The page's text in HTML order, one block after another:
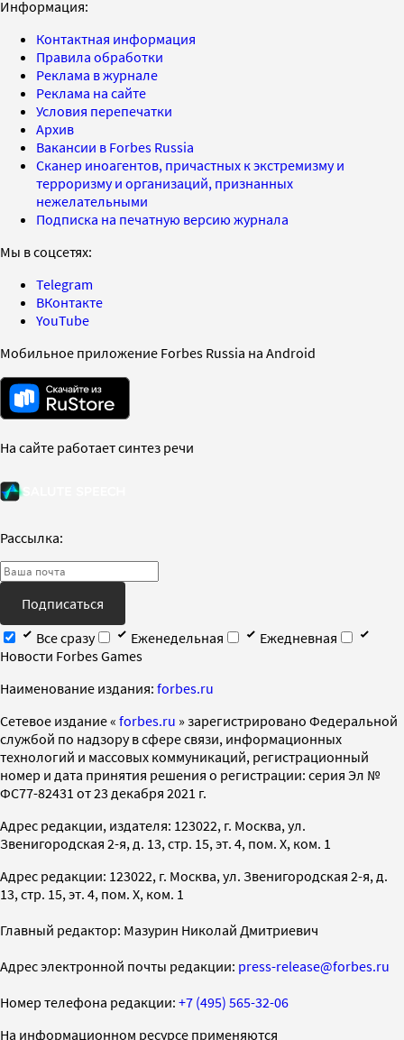
Информация:
Контактная информация
Правила обработки
Реклама в журнале
Реклама на сайте
Условия перепечатки
Архив
Вакансии в Forbes Russia
Сканер иноагентов, причастных к экстремизму и
терроризму и организаций, признанных
нежелательными
Подписка на печатную версию журнала
Мы в соцсетях:
Telegram
ВКонтакте
YouTube
Мобильное приложение Forbes Russia на Android
На сайте работает синтез речи
Рассылка:
Подписаться
Все сразу
Еженедельная
Ежедневная
Новости Forbes Games
Наименование издания: forbes.ru
Cетевое издание « forbes.ru » зарегистрировано Федеральной
службой по надзору в сфере связи, информационных
технологий и массовых коммуникаций, регистрационный
номер и дата принятия решения о регистрации: серия Эл №
ФС77-82431 от 23 декабря 2021 г.
Адрес редакции, издателя: 123022, г. Москва, ул.
Звенигородская 2-я, д. 13, стр. 15, эт. 4, пом. X, ком. 1
Адрес редакции: 123022, г. Москва, ул. Звенигородская 2-я, д.
13, стр. 15, эт. 4, пом. X, ком. 1
Главный редактор: Мазурин Николай Дмитриевич
Адрес электронной почты редакции: press-release@forbes.ru
Номер телефона редакции: +7 (495) 565-32-06
На информационном ресурсе применяются